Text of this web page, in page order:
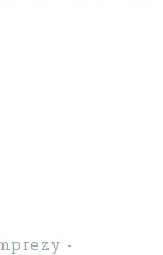
-